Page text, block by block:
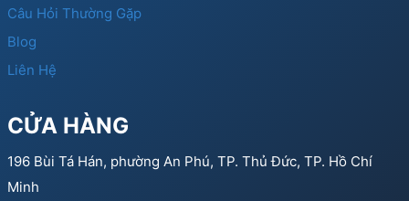
Câu Hỏi Thường Gặp
Blog
Liên Hệ
CỬA HÀNG
196 Bùi Tá Hán, phường An Phú, TP. Thủ Đức, TP. Hồ Chí
Minh